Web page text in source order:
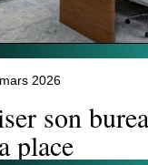
2026
son
place